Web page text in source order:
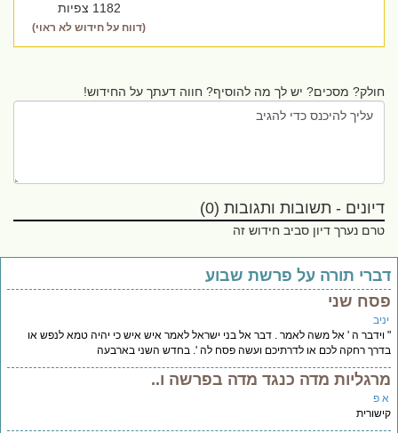
1182 צפיות
(דווח על חידוש לא ראוי)
חולק? מסכים? יש לך מה להוסיף? חווה דעתך על החידוש!
דיונים - תשובות ותגובות (0)
טרם נערך דיון סביב חידוש זה
תורה על פרשת שבוע
שני
ה ' אל משה לאמר . דבר אל בני ישראל לאמר איש איש כי יהיה טמא לנפש או
רחקה לכם או לדרתיכם ועשה פסח לה '. בחדש השני בארבעה
מדה כנגד מדה בפרשה ו..
פ